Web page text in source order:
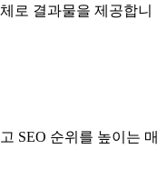
로 결과물을 제공합니
SEO 순위를 높이는 매